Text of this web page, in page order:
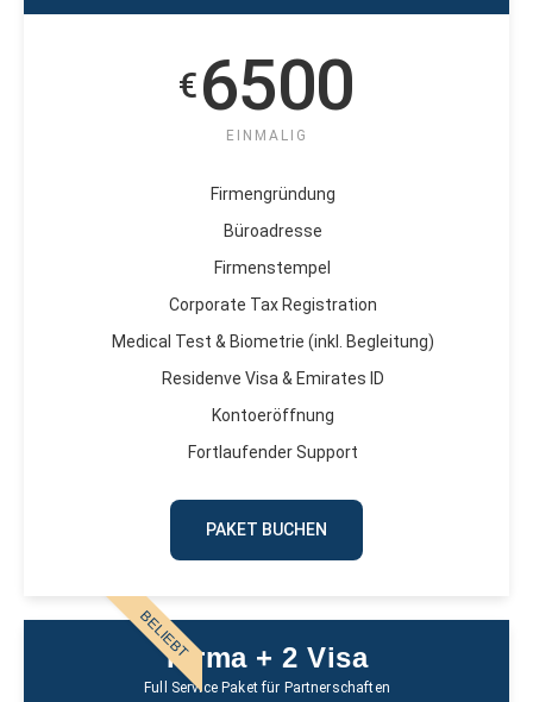
€6500
EINMALIG
Firmengründung
Büroadresse
Firmenstempel
Corporate Tax Registration
Medical Test & Biometrie (inkl. Begleitung)
Residenve Visa & Emirates ID
Kontoeröffnung
Fortlaufender Support
PAKET BUCHEN
BELIEBTFirma + 2 Visa
Full Service Paket für Partnerschaften